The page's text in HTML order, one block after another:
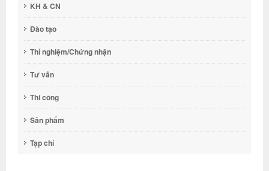
KH & CN
Đào tạo
Thí nghiệm/Chứng nhận
Tư vấn
Thi công
Sản phẩm
Tạp chí